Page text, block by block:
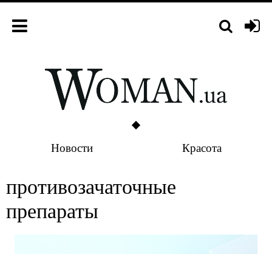
Новости Красота
противозачаточные
препараты